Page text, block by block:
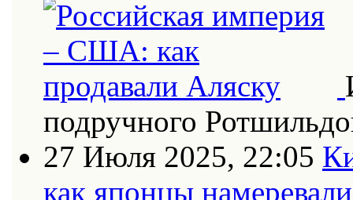
подручного
27 Июля 2025, 22:05
как японцы